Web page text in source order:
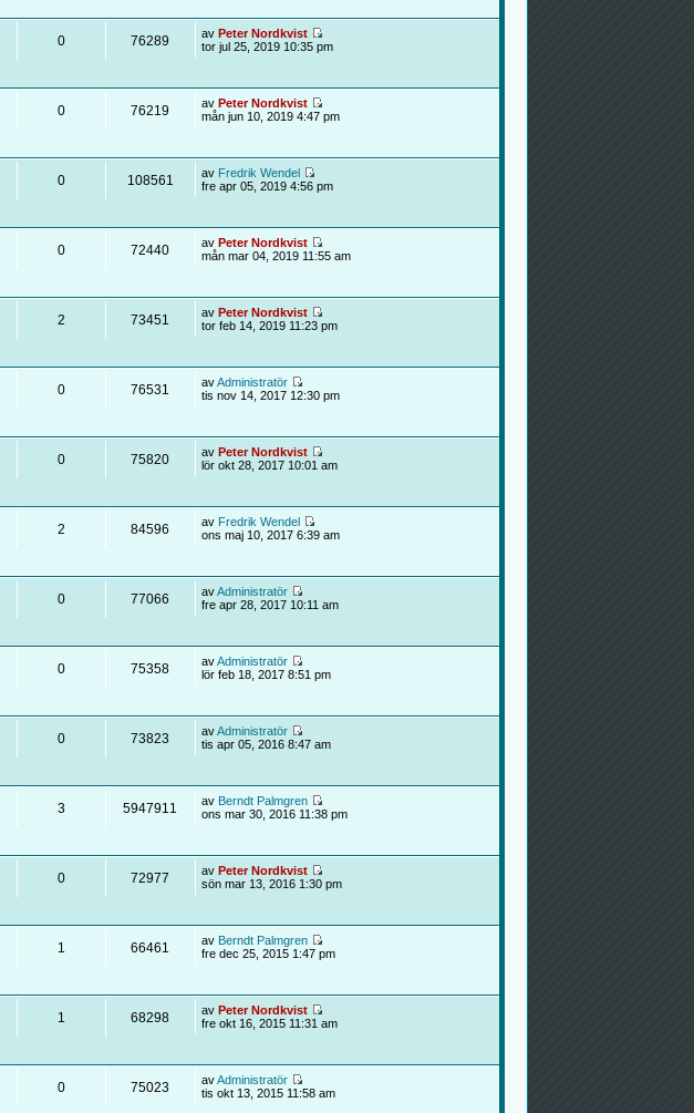
0 76289 av Peter Nordkvist
tor jul 25, 2019 10:35 pm
0 76219 av Peter Nordkvist
mån jun 10, 2019 4:47 pm
0 108561 av Fredrik Wendel
fre apr 05, 2019 4:56 pm
0 72440 av Peter Nordkvist
mån mar 04, 2019 11:55 am
2 73451 av Peter Nordkvist
tor feb 14, 2019 11:23 pm
0 76531 avAdministratör
tis nov 14, 2017 12:30 pm
0 75820 av Peter Nordkvist
lör okt 28, 2017 10:01 am
2 84596 av Fredrik Wendel
ons maj 10, 2017 6:39 am
0 77066 avAdministratör
fre apr 28, 2017 10:11 am
0 75358 avAdministratör
lör feb 18, 2017 8:51 pm
0 73823 avAdministratör
tis apr 05, 2016 8:47 am
3 5947911 av Berndt Palmgren
ons mar 30, 2016 11:38 pm
0 72977 av Peter Nordkvist
sön mar 13, 2016 1:30 pm
1 66461 av Berndt Palmgren
fre dec 25, 2015 1:47 pm
1 68298 av Peter Nordkvist
fre okt 16, 2015 11:31 am
0 75023 avAdministratör
tis okt 13, 2015 11:58 am